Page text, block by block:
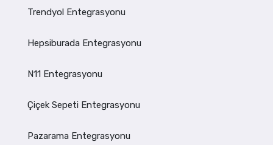
Trendyol Entegrasyonu
Hepsiburada Entegrasyonu
N11 Entegrasyonu
Çiçek Sepeti Entegrasyonu
Pazarama Entegrasyonu